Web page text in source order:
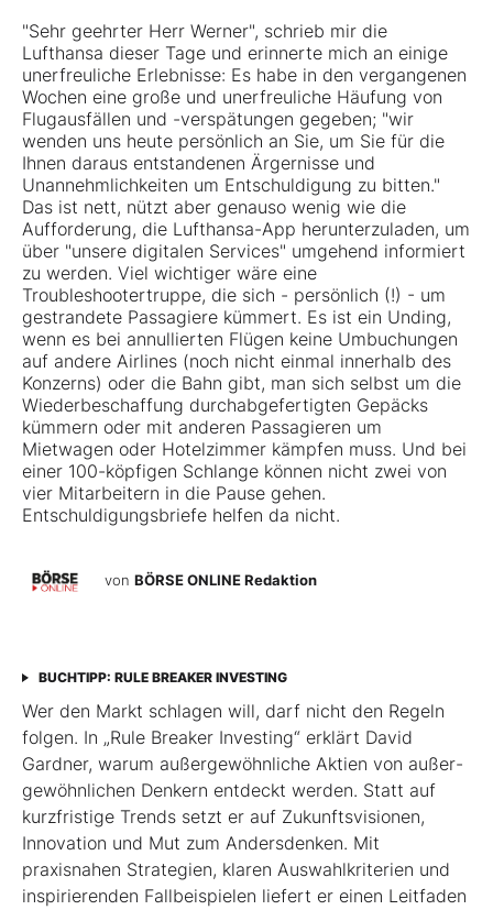
"Sehr geehrter Herr Werner", schrieb mir die
Lufthansa dieser Tage und erinnerte mich an einige
unerfreuliche Erlebnisse: Es habe in den vergangenen
Wochen eine große und unerfreuliche Häufung von
Flugausfällen und -verspätungen gegeben; "wir
wenden uns heute persönlich an Sie, um Sie für die
Ihnen daraus entstandenen Ärgernisse und
Unannehmlichkeiten um Entschuldigung zu bitten."
Das ist nett, nützt aber genauso wenig wie die
Aufforderung, die Lufthansa-App herunterzuladen, um
über "unsere digitalen Services" umgehend informiert
zu werden. Viel wichtiger wäre eine
Troubleshootertruppe, die sich - persönlich (!) - um
gestrandete Passagiere kümmert. Es ist ein Unding,
wenn es bei annullierten Flügen keine Umbuchungen
auf andere Airlines (noch nicht einmal innerhalb des
Konzerns) oder die Bahn gibt, man sich selbst um die
Wiederbeschaffung durchabgefertigten Gepäcks
kümmern oder mit anderen Passagieren um
Mietwagen oder Hotelzimmer kämpfen muss. Und bei
einer 100-köpfigen Schlange können nicht zwei von
vier Mitarbeitern in die Pause gehen.
Entschuldigungsbriefe helfen da nicht.
von BÖRSE ONLINE Redaktion
BUCHTIPP: RULE BREAKER INVESTING
Wer den Markt schlagen will, darf nicht den Regeln
folgen. In „Rule Breaker Investing“ erklärt David
Gardner, warum außergewöhnliche Aktien von außer­
gewöhnlichen Denkern entdeckt werden. Statt auf
kurzfristige Trends setzt er auf Zukunftsvisionen,
Innovation und Mut zum Andersdenken. Mit
praxisnahen Strategien, klaren Auswahlkriterien und
inspirierenden Fallbeispielen liefert er einen Leit­faden